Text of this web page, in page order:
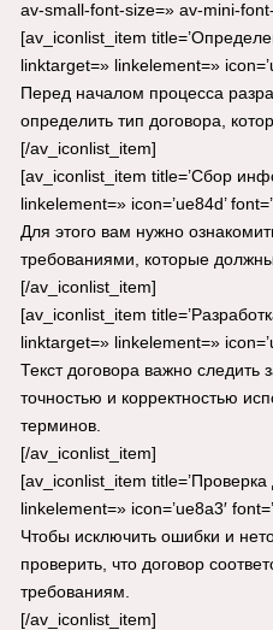
av-small-font-size=» av-mini-
[av_iconlist_item
linktarget=» linkelement=»
Перед началом процесса
определить тип договора,
[/av_iconlist_item]
[av_iconlist_item title=’Сбор
linkelement=» icon=’ue84d’
Для этого вам нужно
требованиями, которые
[/av_iconlist_item]
[av_iconlist_item
linktarget=» linkelement=»
Текст договора важно следить
точностью и корректностью
терминов.
[/av_iconlist_item]
[av_iconlist_item
linkelement=» icon=’ue8a3′
Чтобы исключить ошибки и
проверить, что договор
требованиям.
[/av_iconlist_item]